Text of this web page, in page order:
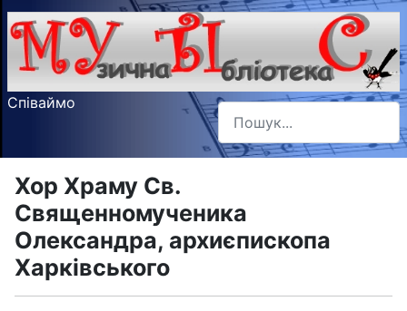
Співаймо Пошук
Type 2 or more characters
Хор Храму Св.
Священномученика
Олександра, архиєпископа
Харківського